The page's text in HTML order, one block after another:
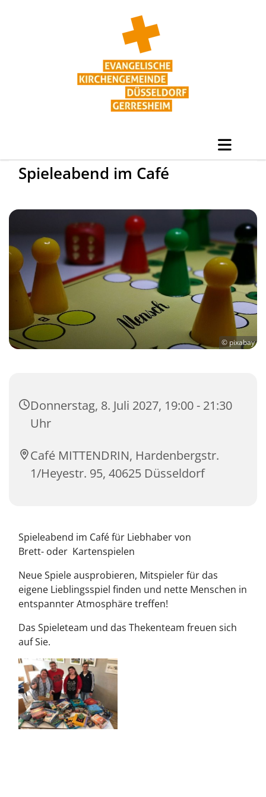
Spieleabend im Café
© pixabay
Donnerstag, 8. Juli 2027, 19:00 - 21:30
Uhr
Café MITTENDRIN, Hardenbergstr.
1/Heyestr. 95, 40625 Düsseldorf
Spieleabend im Café für Liebhaber von
Brett- oder Kartenspielen
Neue Spiele ausprobieren, Mitspieler für das
eigene Lieblingsspiel finden und nette Menschen in
entspannter Atmosphäre treffen!
Das Spieleteam und das Thekenteam freuen sich
auf Sie.